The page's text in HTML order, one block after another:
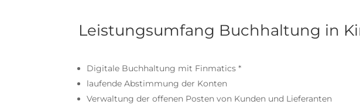
Leistungsumfang Buchhaltung in
Digitale Buchhaltung mit Finmatics *
laufende Abstimmung der Konten
Verwaltung der offenen Posten von Kunden und Lieferanten